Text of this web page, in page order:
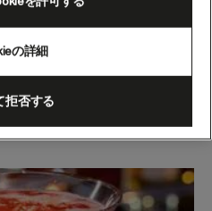
glass and decorate with
の詳細
拒否する